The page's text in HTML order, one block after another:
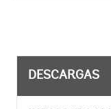
DESCARGAS